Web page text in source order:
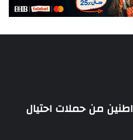
من حملات احتيال